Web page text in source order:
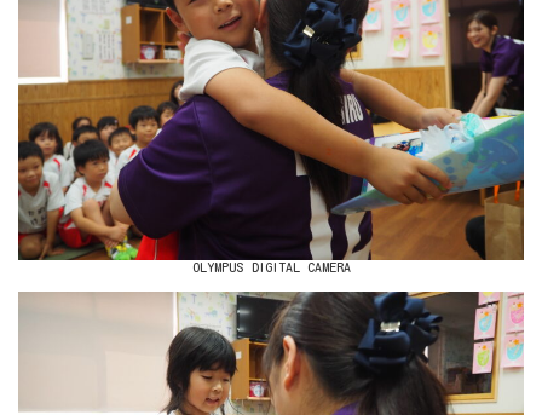
OLYMPUS DIGITAL CAMERA